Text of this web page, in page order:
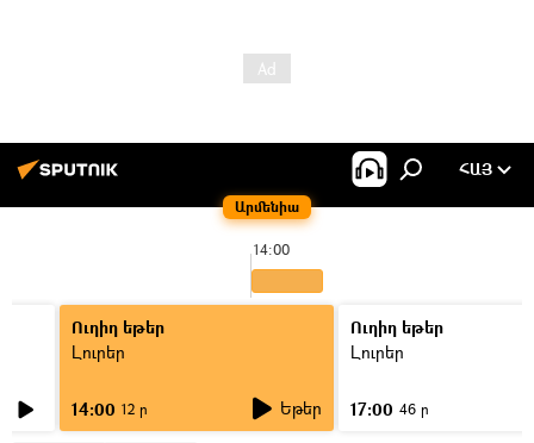
Արմենիա
ՀԱՅ
14:00
Ուղիղ եթեր
Լուրեր
14:00 12 ր Եթեր
Ուղիղ եթեր
Լուրեր
17:00 46 ր